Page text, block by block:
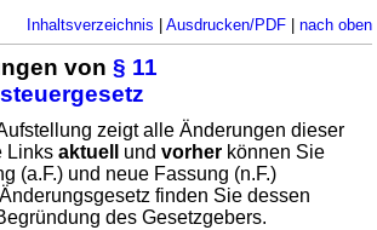
Inhaltsverzeichnis Ausdrucken/PDF| nach oben
von§ 11
zeigt alle Änderungen dieser
Linksaktuell undvorher können Sie
(a.F.) und neue Fassung (n.F.)
finden Sie dessen
des Gesetzgebers.